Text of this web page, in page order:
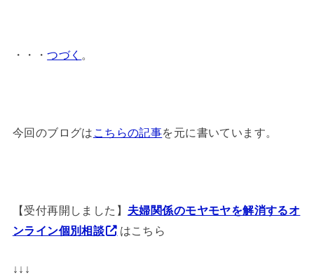
・・・つづく 。
今回のブログは こちらの記事を元に書いています。
【受付再開しました】 夫婦関係のモヤモヤを解消するオ
ンライン個別相談
はこちら
↓↓↓